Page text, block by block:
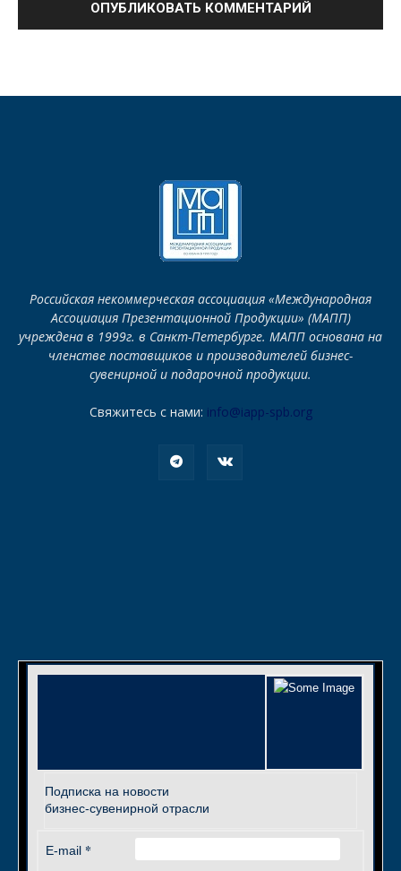
Российская некоммерческая ассоциация «Международная
Ассоциация Презентационной Продукции» (МАПП)
учреждена в 1999г. в Санкт-Петербурге. МАПП основана на
членстве поставщиков и производителей бизнес-
сувенирной и подарочной продукции.
Свяжитесь с нами: info@iapp-spb.org
Подписка на новости
бизнес-сувенирной отрасли
E-mail *